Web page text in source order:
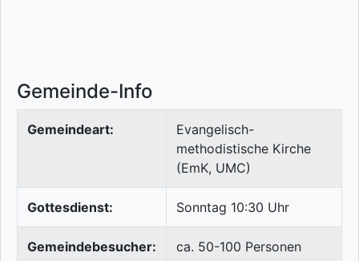
Gemeinde-Info
Gemeindeart:
Evangelisch-
methodistische Kirche
(EmK, UMC)
Gottesdienst: Sonntag 10:30 Uhr
Gemeindebesucher: ca. 50-100 Personen